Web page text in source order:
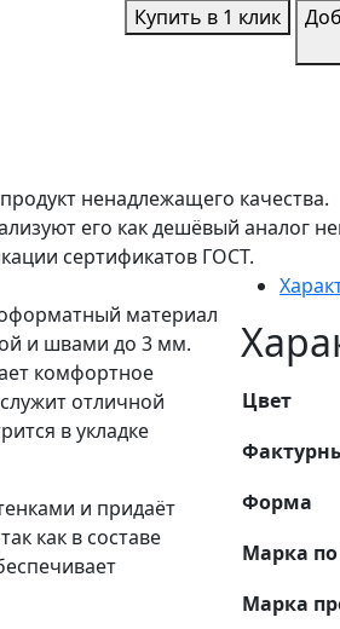
Купить в 1 клик
ненадлежащего качества.
его как дешёвый аналог
сертификатов ГОСТ.
материал
и швами до 3 мм.
комфортное
отличной
в укладке
и придаёт
как в составе
Цвет
Форма
Марка
Марка